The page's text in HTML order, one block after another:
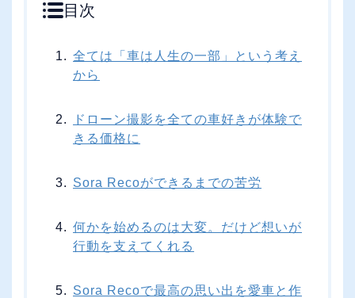
C
L
目次
全ては「車は人生の一部」という考え
から
ドローン撮影を全ての車好きが体験で
きる価格に
Sora Recoができるまでの苦労
何かを始めるのは大変。だけど想いが
行動を支えてくれる
Sora Recoで最高の思い出を愛車と作